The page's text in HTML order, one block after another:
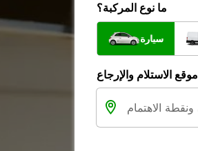
ما نوع المركبة؟
سيارة
موقع الاستلام والإرجاع